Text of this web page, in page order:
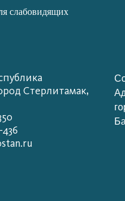
слабовидящих
Стерлитамак,